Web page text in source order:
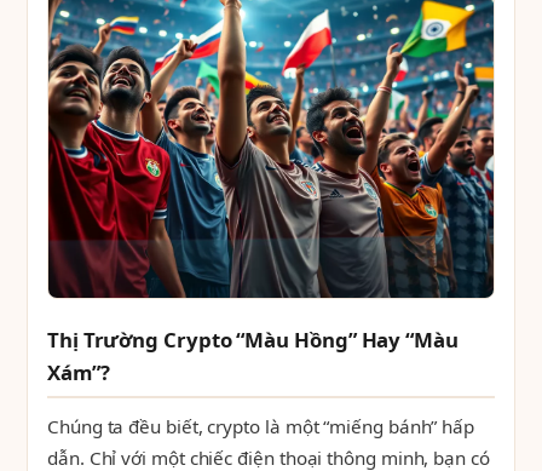
Thị Trường Crypto “Màu Hồng” Hay “Màu
Xám”?
Chúng ta đều biết, crypto là một “miếng bánh” hấp
dẫn. Chỉ với một chiếc điện thoại thông minh, bạn có